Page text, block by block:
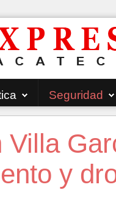
Seguridad
Villa
y